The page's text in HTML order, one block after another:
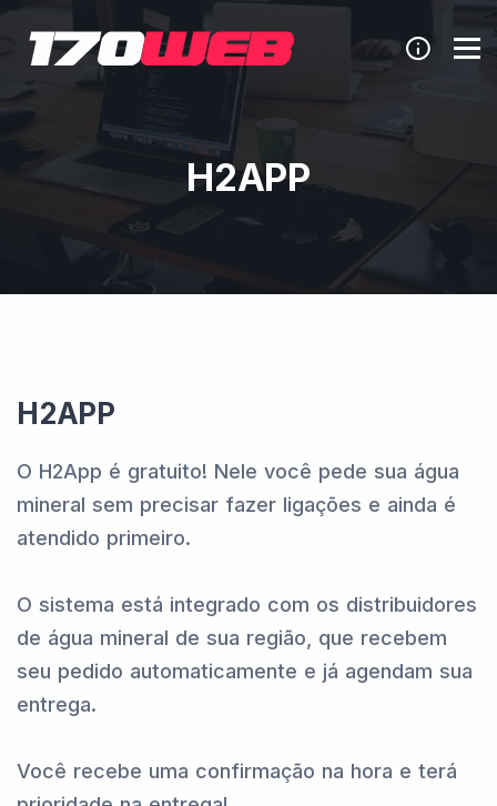
H2APP
H2APP
O H2App é gratuito! Nele você pede sua água
mineral sem precisar fazer ligações e ainda é
atendido primeiro.
O sistema está integrado com os distribuidores
de água mineral de sua região, que recebem
seu pedido automaticamente e já agendam sua
entrega.
Você recebe uma confirmação na hora e terá